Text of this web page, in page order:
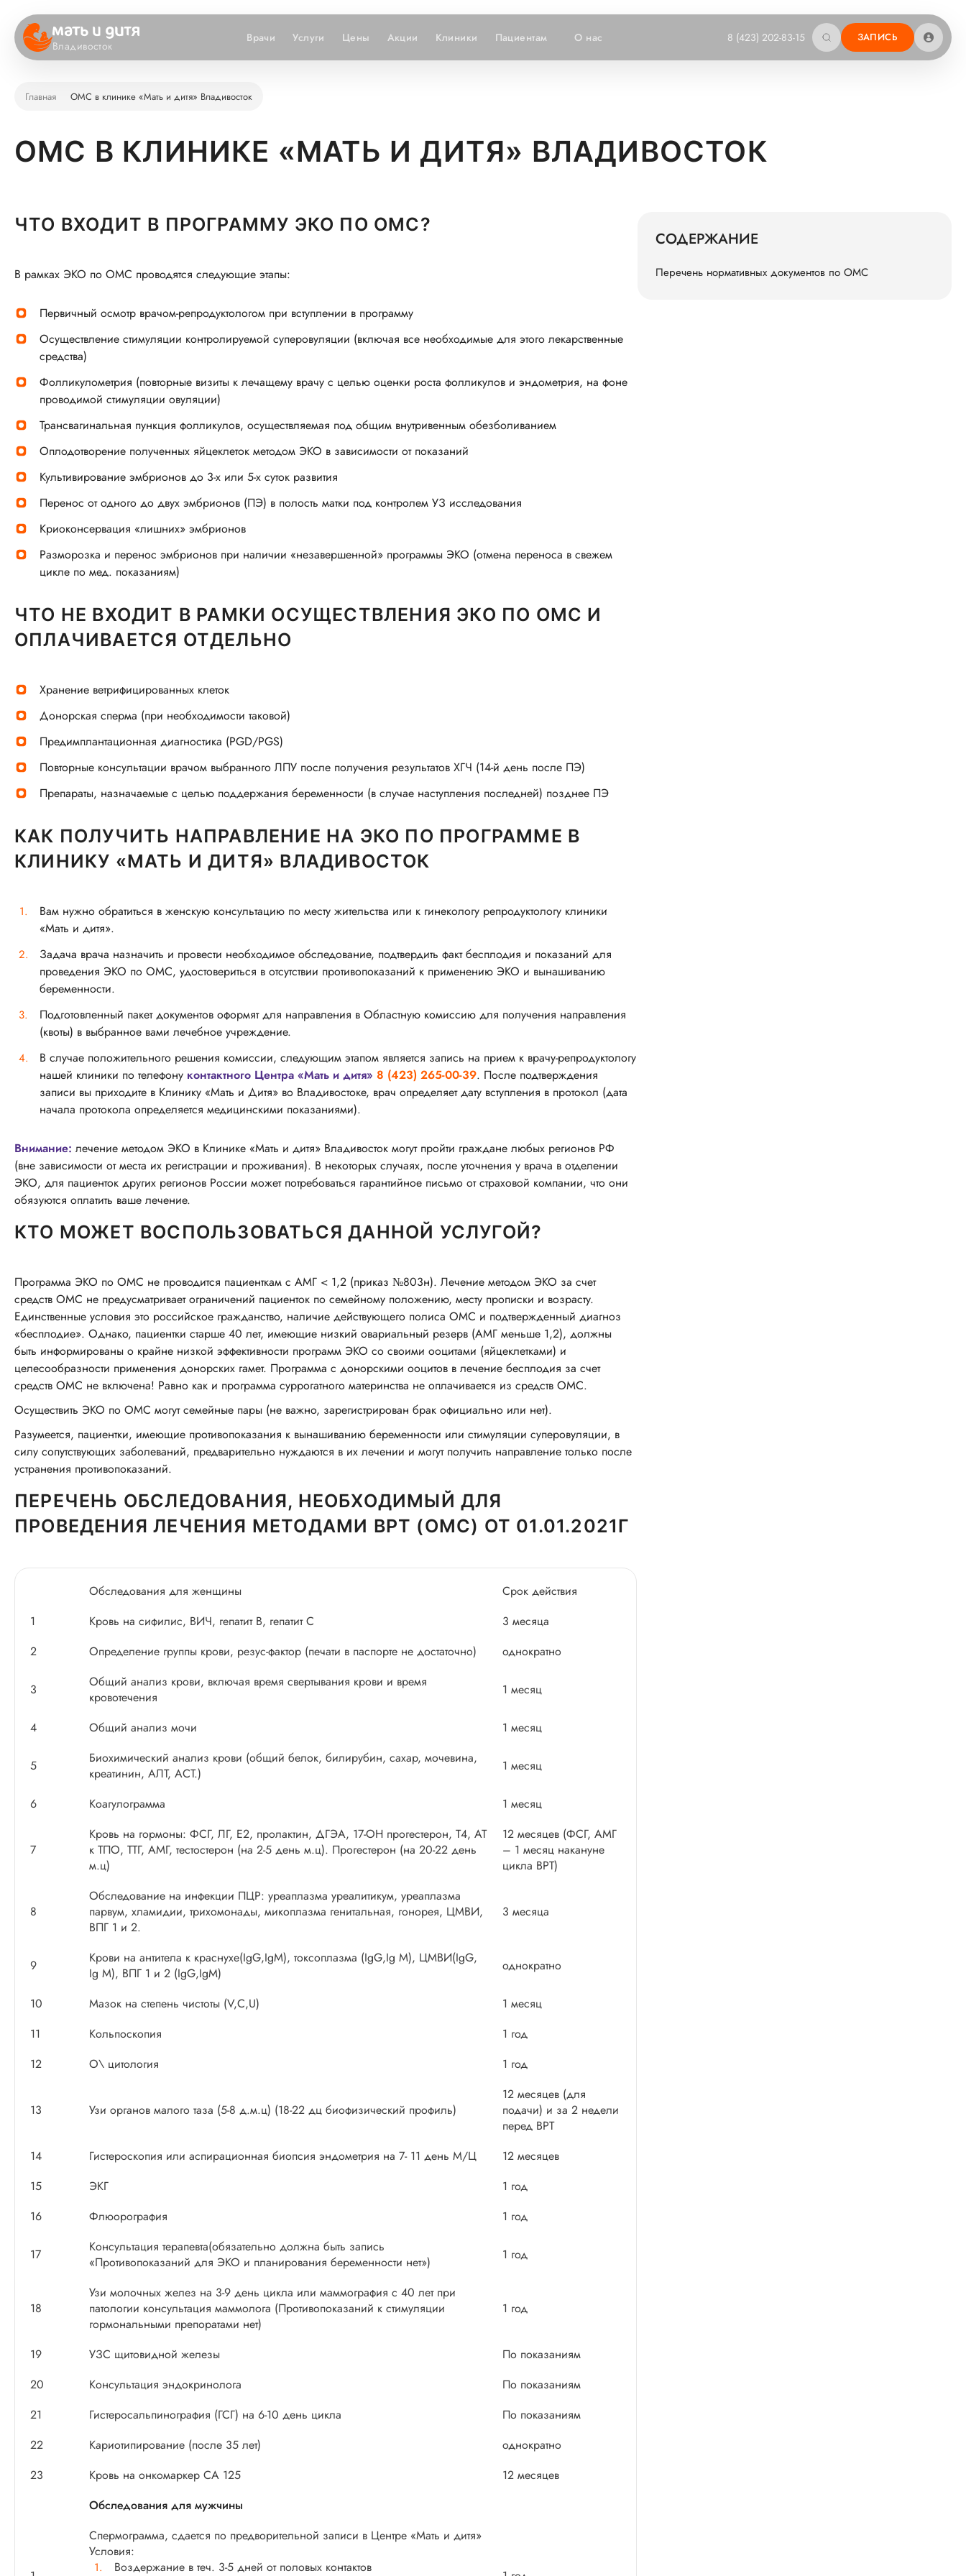
Владивосток
Врачи Услуги Цены Акции Клиники Пациентам О нас 8 (423) 202-83-15 ЗАПИСЬ
Главная ОМС в клинике «Мать и дитя» Владивосток
ОМС В КЛИНИКЕ «МАТЬ И ДИТЯ» ВЛАДИВОСТОК
ЧТО ВХОДИТ В ПРОГРАММУ ЭКО ПО ОМС?
В рамках ЭКО по ОМС проводятся следующие этапы:
Первичный осмотр врачом-репродуктологом при вступлении в программу
Осуществление стимуляции контролируемой суперовуляции (включая все необходимые для этого лекарственные
средства)
Фолликулометрия (повторные визиты к лечащему врачу с целью оценки роста фолликулов и эндометрия, на фоне
проводимой стимуляции овуляции)
Трансвагинальная пункция фолликулов, осуществляемая под общим внутривенным обезболиванием
Оплодотворение полученных яйцеклеток методом ЭКО в зависимости от показаний
Культивирование эмбрионов до 3-х или 5-х суток развития
Перенос от одного до двух эмбрионов (ПЭ) в полость матки под контролем УЗ исследования
Криоконсервация «лишних» эмбрионов
Разморозка и перенос эмбрионов при наличии «незавершенной» программы ЭКО (отмена переноса в свежем
цикле по мед. показаниям)
ЧТО НЕ ВХОДИТ В РАМКИ ОСУЩЕСТВЛЕНИЯ ЭКО ПО ОМС И
ОПЛАЧИВАЕТСЯ ОТДЕЛЬНО
Хранение ветрифицированных клеток
Донорская сперма (при необходимости таковой)
Предимплантационная диагностика (PGD/PGS)
Повторные консультации врачом выбранного ЛПУ после получения результатов ХГЧ (14-й день после ПЭ)
Препараты, назначаемые с целью поддержания беременности (в случае наступления последней) позднее ПЭ
КАК ПОЛУЧИТЬ НАПРАВЛЕНИЕ НА ЭКО ПО ПРОГРАММЕ В
КЛИНИКУ «МАТЬ И ДИТЯ» ВЛАДИВОСТОК
Вам нужно обратиться в женскую консультацию по месту жительства или к гинекологу репродуктологу клиники
«Мать и дитя».
Задача врача назначить и провести необходимое обследование, подтвердить факт бесплодия и показаний для
проведения ЭКО по ОМС, удостовериться в отсутствии противопоказаний к применению ЭКО и вынашиванию
беременности.
Подготовленный пакет документов оформят для направления в Областную комиссию для получения направления
(квоты) в выбранное вами лечебное учреждение.
В случае положительного решения комиссии, следующим этапом является запись на прием к врачу-репродуктологу
нашей клиники по телефону контактного Центра «Мать и дитя» 8 (423) 265-00-39. После подтверждения
записи вы приходите в Клинику «Мать и Дитя» во Владивостоке, врач определяет дату вступления в протокол (дата
начала протокола определяется медицинскими показаниями).
Внимание: лечение методом ЭКО в Клинике «Мать и дитя» Владивосток могут пройти граждане любых регионов РФ
(вне зависимости от места их регистрации и проживания). В некоторых случаях, после уточнения у врача в отделении
ЭКО, для пациенток других регионов России может потребоваться гарантийное письмо от страховой компании, что они
обязуются оплатить ваше лечение.
КТО МОЖЕТ ВОСПОЛЬЗОВАТЬСЯ ДАННОЙ УСЛУГОЙ?
Программа ЭКО по ОМС не проводится пациенткам с АМГ < 1,2 (приказ №803н). Лечение методом ЭКО за счет
средств ОМС не предусматривает ограничений пациенток по семейному положению, месту прописки и возрасту.
Единственные условия это российское гражданство, наличие действующего полиса ОМС и подтвержденный диагноз
«бесплодие». Однако, пациентки старше 40 лет, имеющие низкий овариальный резерв (АМГ меньше 1,2), должны
быть информированы о крайне низкой эффективности программ ЭКО со своими ооцитами (яйцеклетками) и
целесообразности применения донорских гамет. Программа с донорскими ооцитов в лечение бесплодия за счет
средств ОМС не включена! Равно как и программа суррогатного материнства не оплачивается из средств ОМС.
Осуществить ЭКО по ОМС могут семейные пары (не важно, зарегистрирован брак официально или нет).
Разумеется, пациентки, имеющие противопоказания к вынашиванию беременности или стимуляции суперовуляции, в
силу сопутствующих заболеваний, предварительно нуждаются в их лечении и могут получить направление только после
устранения противопоказаний.
ПЕРЕЧЕНЬ ОБСЛЕДОВАНИЯ, НЕОБХОДИМЫЙ ДЛЯ
ПРОВЕДЕНИЯ ЛЕЧЕНИЯ МЕТОДАМИ ВРТ (ОМС) ОТ 01.01.2021Г
Обследования для женщины
Срок действия
1
Кровь на сифилис, ВИЧ, гепатит В, гепатит С
3 месяца
2
Определение группы крови, резус-фактор (печати в паспорте не достаточно) однократно
3
Общий анализ крови, включая время свертывания крови и время
кровотечения
1 месяц
4 Общий анализ мочи 1 месяц
5
Биохимический анализ крови (общий белок, билирубин, сахар, мочевина,
креатинин, АЛТ, АСТ.)
1 месяц
6 Коагулограмма 1 месяц
7
Кровь на гормоны: ФСГ, ЛГ, Е2, пролактин, ДГЭА, 17-ОН прогестерон, Т4, АТ
к ТПО, ТТГ, АМГ, тестостерон (на 2-5 день м.ц). Прогестерон (на 20-22 день
м.ц)
12 месяцев (ФСГ, АМГ
– 1 месяц накануне
цикла ВРТ)
8
Обследование на инфекции ПЦР: уреаплазма уреалитикум, уреаплазма
парвум, хламидии, трихомонады, микоплазма генитальная, гонорея, ЦМВИ,
ВПГ 1 и 2.
3 месяца
9
Крови на антитела к краснухе(IgG,IgM), токсоплазма (IgG,Ig M), ЦМВИ(IgG,
Ig M), ВПГ 1 и 2 (IgG,IgM)
однократно
10 Мазок на степень чистоты (V,C,U)
1 месяц
11
Кольпоскопия
1 год
12
О\ цитология 1 год
13 Узи органов малого таза (5-8 д.м.ц) (18-22 дц биофизический профиль)
12 месяцев (для
подачи) и за 2 недели
перед ВРТ
14
Гистероскопия или аспирационная биопсия эндометрия на 7- 11 день М/Ц
12 месяцев
15
ЭКГ
1 год
16
Флюорография 1 год
17
Консультация терапевта(обязательно должна быть запись
«Противопоказаний для ЭКО и планирования беременности нет»)
1 год
18
Узи молочных желез на 3-9 день цикла или маммография с 40 лет при
патологии консультация маммолога (Противопоказаний к стимуляции
гормональными препоратами нет)
1 год
19 УЗС щитовидной железы
По показаниям
20
Консультация эндокринолога
По показаниям
21
Гистеросальпинография (ГСГ) на 6-10 день цикла
По показаниям
22
Кариотипирование (после 35 лет)
однократно
23
Кровь на онкомаркер СА 125
12 месяцев
Обследования для мужчины
Спермограмма, сдается по предворительной записи в Центре «Мать и дитя»
Условия:
Воздержание в теч. 3-5 дней от половых контактов
СОДЕРЖАНИЕ
Перечень нормативных документов по ОМС